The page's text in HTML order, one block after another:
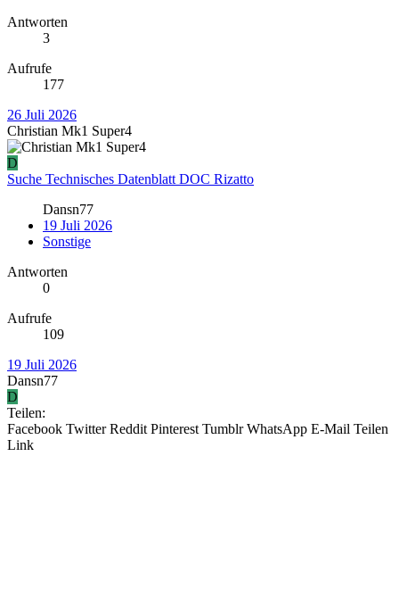
Antworten
3
Aufrufe
177
26 Juli 2026
Christian Mk1 Super4
D
Suche Technisches Datenblatt DOC Rizatto
Dansn77
19 Juli 2026
Sonstige
Antworten
0
Aufrufe
109
19 Juli 2026
Dansn77
D
Teilen:
Facebook Twitter Reddit Pinterest Tumblr WhatsApp E-Mail Teilen
Link